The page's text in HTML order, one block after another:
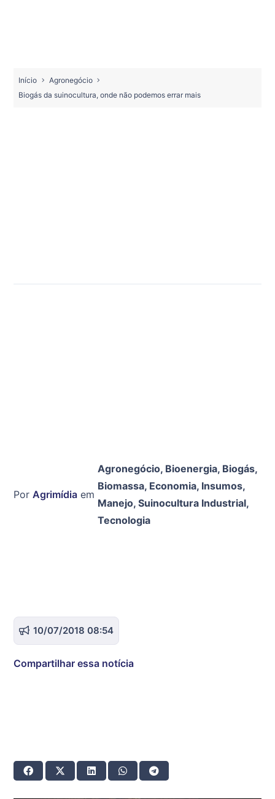
Início
Agronegócio
Biogás da suinocultura, onde não podemos errar mais
Por Agrimídia em
Agronegócio, Bioenergia, Biogás,
Biomassa, Economia, Insumos,
Manejo, Suinocultura Industrial,
Tecnologia
10/07/2018 08:54
Compartilhar essa notícia